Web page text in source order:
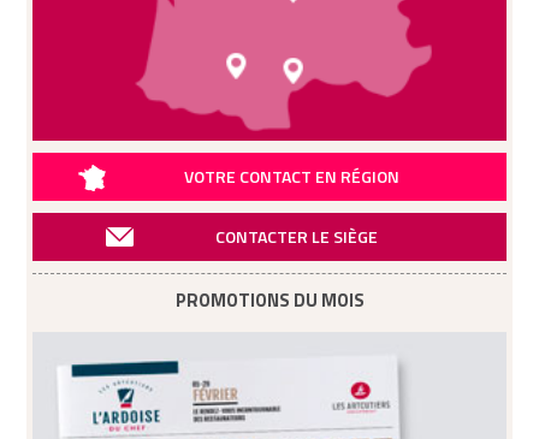
VOTRE CONTACT EN RÉGION
CONTACTER LE SIÈGE
PROMOTIONS DU MOIS